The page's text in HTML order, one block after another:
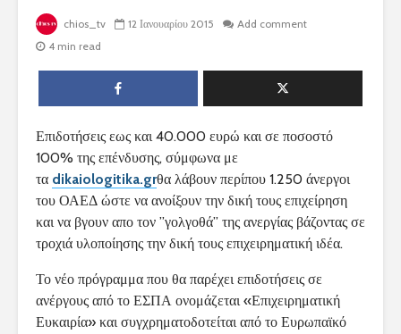
chios_tv 12 Ιανουαρίου 2015
Add comment
4 min read
Επιδοτήσεις εως και 40.000 ευρώ και σε ποσοστό
100% της επένδυσης, σύμφωνα με
τα dikaiologitika.grθα λάβουν περίπου 1.250 άνεργοι
του ΟΑΕΔ ώστε να ανοίξουν την δική τους επιχείρηση
και να βγουν απο τον ”γολγοθά” της ανεργίας βάζοντας σε
τροχιά υλοποίησης την δική τους επιχειρηματική ιδέα.
Το νέο πρόγραμμα που θα παρέχει επιδοτήσεις σε
ανέργους από το ΕΣΠΑ ονομάζεται «Επιχειρηματική
Ευκαιρία» και συγχρηματοδοτείται από το Ευρωπαϊκό